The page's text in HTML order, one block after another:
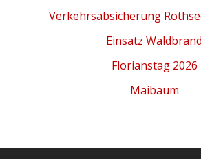
Verkehrsabsicherung
Einsatz Waldbrand
Florianstag 2026
Maibaum